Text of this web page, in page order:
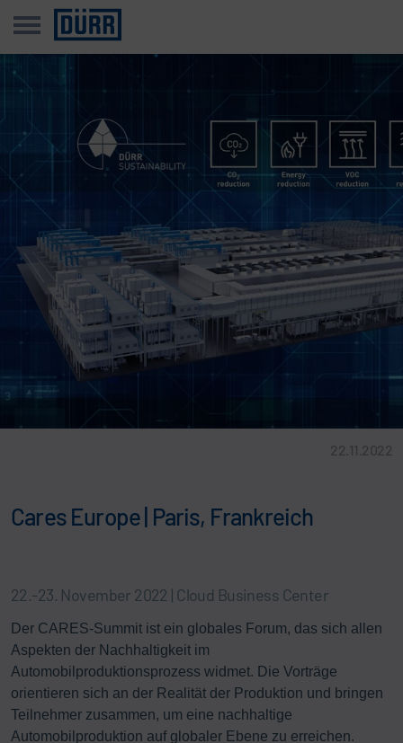
22.11.2022
Cares Europe | Paris, Frankreich
22.-23. November 2022 | Cloud Business Center
Der CARES-Summit ist ein globales Forum, das sich allen
Aspekten der Nachhaltigkeit im
Automobilproduktionsprozess widmet. Die Vorträge
orientieren sich an der Realität der Produktion und bringen
Teilnehmer zusammen, um eine nachhaltige
Automobilproduktion auf globaler Ebene zu erreichen.